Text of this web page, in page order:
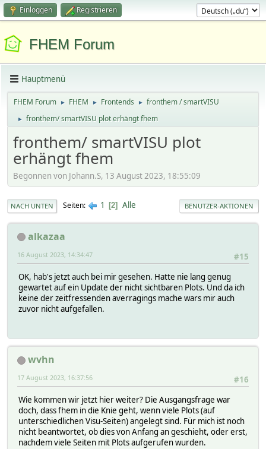
Einloggen Registrieren
FHEM Forum
Hauptmenü
FHEM Forum ► FHEM ► Frontends ► fronthem / smartVISU
► fronthem/ smartVISU plot erhängt fhem
fronthem/ smartVISU plot
erhängt fhem
Begonnen von Johann.S, 13 August 2023, 18:55:09
NACH UNTEN Seiten 1 2 Alle BENUTZER-AKTIONEN
alkazaa
#15
16 August 2023, 14:34:47
OK, hab's jetzt auch bei mir gesehen. Hatte nie lang genug
gewartet auf ein Update der nicht sichtbaren Plots. Und da ich
keine der zeitfressenden averragings mache wars mir auch
zuvor nicht aufgefallen.
wvhn
#16
17 August 2023, 16:37:56
Wie kommen wir jetzt hier weiter? Die Ausgangsfrage war
doch, dass fhem in die Knie geht, wenn viele Plots (auf
unterschiedlichen Visu-Seiten) angelegt sind. Für mich ist noch
nicht beantwortet, ob dies von Anfang an geschieht, oder erst,
nachdem viele Seiten mit Plots aufgerufen wurden.